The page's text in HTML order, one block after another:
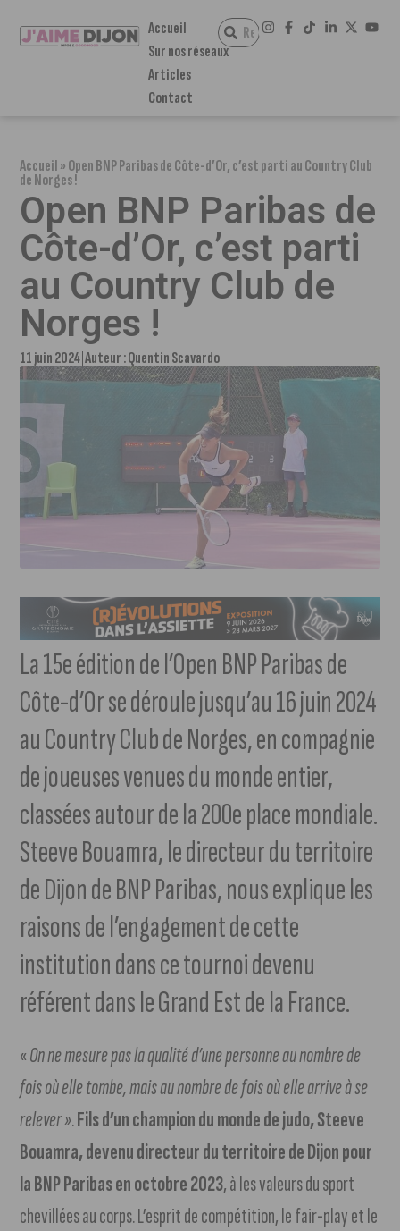
Accueil
Sur nos réseaux
Articles
Contact
Accueil»Open BNP Paribas de Côte-d’Or, c’est parti au Country Club
de Norges !
Open BNP Paribas de
Côte-d’Or, c’est parti
au Country Club de
Norges !
11 juin 2024 Auteur :Quentin Scavardo
La 15e édition de l’Open BNP Paribas de
Côte-d’Or se déroule jusqu’au 16 juin 2024
au Country Club de Norges, en compagnie
de joueuses venues du monde entier,
classées autour de la 200e place mondiale.
Steeve Bouamra, le directeur du territoire
de Dijon de BNP Paribas, nous explique les
raisons de l’engagement de cette
institution dans ce tournoi devenu
référent dans le Grand Est de la France.
«On ne mesure pas la qualité d’une personne au nombre de
fois où elle tombe, mais au nombre de fois où elle arrive à se
relever ».Fils d’un champion du monde de judo, Steeve
Bouamra, devenu directeur du territoire de Dijon pour
la BNP Paribas en octobre 2023, à les valeurs du sport
chevillées au corps. L’esprit de compétition, le fair-play et le